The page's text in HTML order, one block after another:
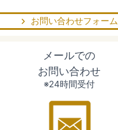
お問い合わせフォーム
メールでの
お問い合わせ
※24時間受付